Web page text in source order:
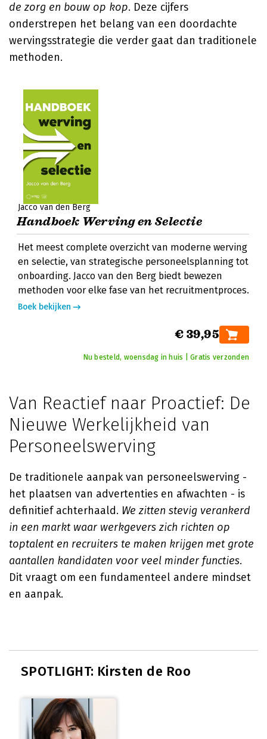
de zorg en bouw op kop. Deze cijfers
onderstrepen het belang van een doordachte
wervingsstrategie die verder gaat dan traditionele
methoden.
Jacco van den Berg
Handboek Werving en Selectie
Het meest complete overzicht van moderne werving
en selectie, van strategische personeelsplanning tot
onboarding. Jacco van den Berg biedt bewezen
methoden voor elke fase van het recruitmentproces.
Boek bekijken
€ 39,95
Nu besteld, woensdag in huis | Gratis verzonden
Van Reactief naar Proactief: De
Nieuwe Werkelijkheid van
Personeelswerving
De traditionele aanpak van personeelswerving -
het plaatsen van advertenties en afwachten - is
definitief achterhaald. We zitten stevig verankerd
in een markt waar werkgevers zich richten op
toptalent en recruiters te maken krijgen met grote
aantallen kandidaten voor veel minder functies.
Dit vraagt om een fundamenteel andere mindset
en aanpak.
SPOTLIGHT: Kirsten de Roo